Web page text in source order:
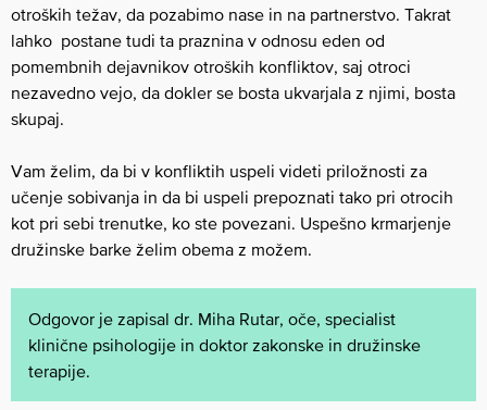
otroških težav, da pozabimo nase in na partnerstvo. Takrat
lahko postane tudi ta praznina v odnosu eden od
pomembnih dejavnikov otroških konfliktov, saj otroci
nezavedno vejo, da dokler se bosta ukvarjala z njimi, bosta
skupaj.
Vam želim, da bi v konfliktih uspeli videti priložnosti za
učenje sobivanja in da bi uspeli prepoznati tako pri otrocih
kot pri sebi trenutke, ko ste povezani. Uspešno krmarjenje
družinske barke želim obema z možem.
Odgovor je zapisal dr. Miha Rutar, oče, specialist
klinične psihologije in doktor zakonske in družinske
terapije.